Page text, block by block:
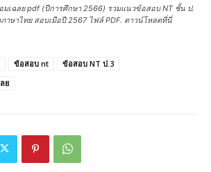
เฉลย pdf (ปีการศึกษา 2566) รวมแนวข้อสอบ NT ชั้น ป.
าษาไทย สอบเมือปี 2567 ไฟล์ PDF. ดาวน์โหลดที่นี่
ข้อสอบ nt
ข้อสอบ NT ป.3
ย